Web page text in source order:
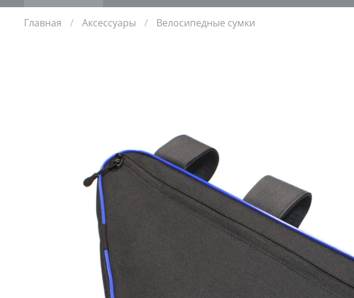
Главная Аксессуары Велосипедные сумки